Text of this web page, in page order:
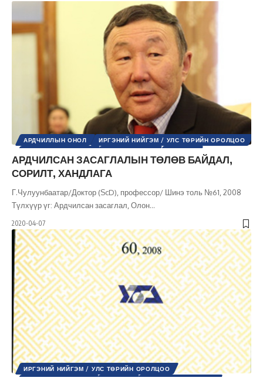
АРДЧИЛЛЫН ОНОЛ
ИРГЭНИЙ НИЙГЭМ / УЛС ТӨРИЙН ОРОЛЦОО
ХАРЬЦУУЛСАН ШИНЖИЛГЭЭ
ХҮНИЙ ЭРХ
ШИНЭ ТОЛЬ СЭТГҮҮЛ
АРДЧИЛСАН ЗАСАГЛАЛЫН ТӨЛӨВ БАЙДАЛ,
СОРИЛТ, ХАНДЛАГА
Г.Чулуунбаатар/Доктор (ScD), профессор/ Шинэ толь №61, 2008
Түлхүүр үг: Ардчилсан засаглал, Олон…
2020-04-07
ИРГЭНИЙ НИЙГЭМ / УЛС ТӨРИЙН ОРОЛЦОО